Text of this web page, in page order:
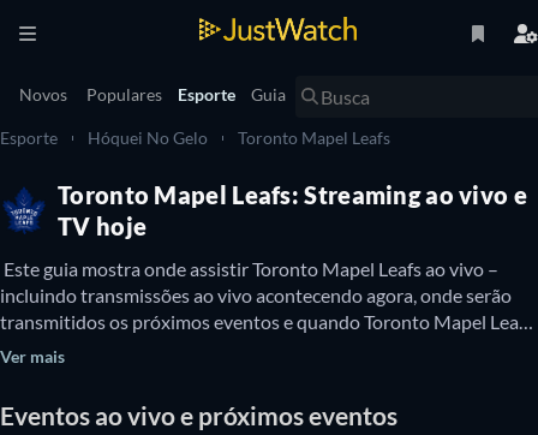
Novos Populares Esporte Guia
Esporte Hóquei No Gelo Toronto Mapel Leafs
Toronto Mapel Leafs: Streaming ao vivo e
TV hoje
Este guia mostra onde assistir Toronto Mapel Leafs ao vivo –
incluindo transmissões ao vivo acontecendo agora, onde serão
transmitidos os próximos eventos e quando Toronto Mapel Leafs
estará disponível para assistir na TV. Você também pode
Ver mais
Eventos ao vivo e próximos eventos